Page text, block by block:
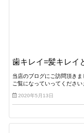
歯キレイ=髪キレイ
当店のブログにご訪問頂き
ご覧になっていってくだ
2020年5月13日